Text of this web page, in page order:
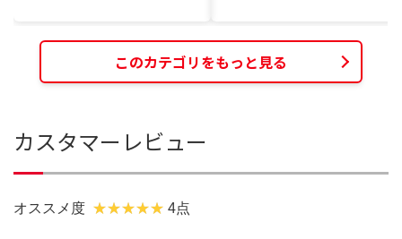
このカテゴリをもっと見る
カスタマーレビュー
オススメ度 4点